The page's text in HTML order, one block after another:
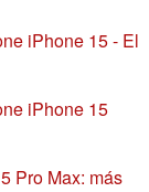
iPhone 15 - El
iPhone 15
Pro Max: más